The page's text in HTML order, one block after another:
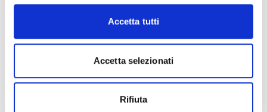
Accetta tutti
Accetta selezionati
Rifiuta